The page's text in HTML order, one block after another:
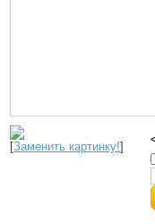
[Заменить картинку!]